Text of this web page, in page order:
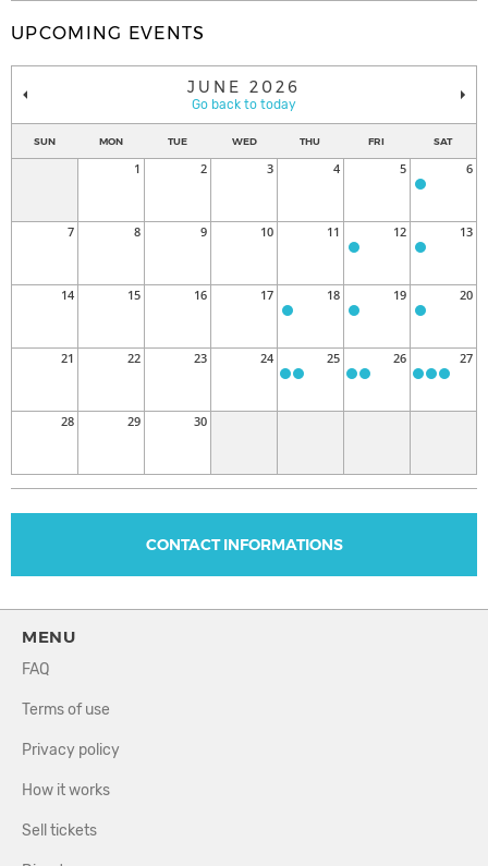
Découvrez-en plus dès maintenant.
UPCOMING EVENTS
JUNE 2026
Go back to today
SUN MON TUE WED THU FRI SAT
1 2 3 4 5 6
7 8 9 10 11 12 13
14 15 16 17 18 19 20
21 22 23 24 25 26 27
28 29 30
CONTACT INFORMATIONS
MENU
FAQ
Terms of use
Privacy policy
How it works
Sell tickets